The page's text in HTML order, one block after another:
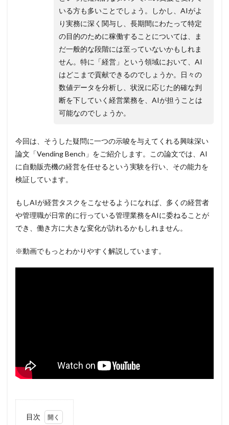
いる方も多いことでしょう。しかし、AIがよ
り実務に深く関与し、長期間にわたって特定
の目的のために稼働することについては、ま
だ一般的な段階には至っていないかもしれま
せん。特に「経営」という領域において、AI
はどこまで貢献できるのでしょうか。日々の
数値データを分析し、状況に応じた的確な判
断を下していく経営業務を、AIが担うことは
可能なのでしょうか。
今回は、そうした疑問に一つの示唆を与えてくれる興味深い
論文「Vending Bench」をご紹介します。この論文では、AI
に自動販売機の経営を任せるという実験を行い、その能力を
検証しています。
もしAIが経営タスクをこなせるようになれば、多くの経営者
や管理職が日常的に行っている管理業務をAIに委ねることが
でき、働き方に大きな変化が訪れるかもしれません。
※動画でもっとわかりやすく解説しています。
目次